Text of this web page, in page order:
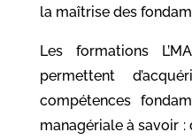
la maîtrise des
Les formations
permettent
compétences
managériale à savoir :